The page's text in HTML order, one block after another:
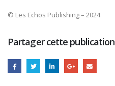
© Les Echos Publishing – 2024
Partager cette publication